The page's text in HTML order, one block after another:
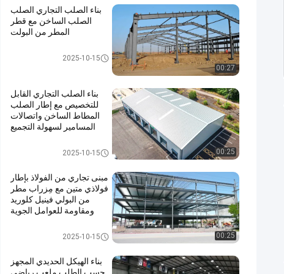
00:27
بناء الصلب التجاري الصلب
الصلب الساخن مع قطر
المطر من البولت
بناء الصلب التجاري2025-10-15
00:25
بناء الصلب التجاري القابل
للتخصيص مع إطار الصلب
المطاط الساخن واتصالات
المسامير لسهولة التجميع
بناء الصلب التجاري2025-10-15
00:25
مبنى تجاري من الفولاذ بإطار
فولاذي متين مع مِزراب مطر
من البولي فينيل كلوريد
ومقاومة للعوامل الجوية
بناء الصلب التجاري2025-10-15
بناء الهيكل الحديدي المجهز